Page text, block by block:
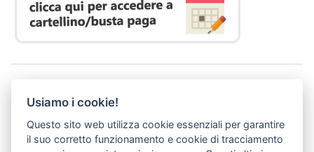
P. I. 05913670484 | C. F. 94164020482
(abilitato alla ricezione di soli messaggi di posta elettronica certificata)
Usiamo i cookie!
Questo sito web utilizza cookie essenziali per garantire
il suo corretto funzionamento e cookie di tracciamento